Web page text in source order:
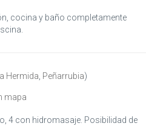
cocina y baño completamente
Hermida Peñarrubia)
mapa
4 con hidromasaje. Posibilidad de